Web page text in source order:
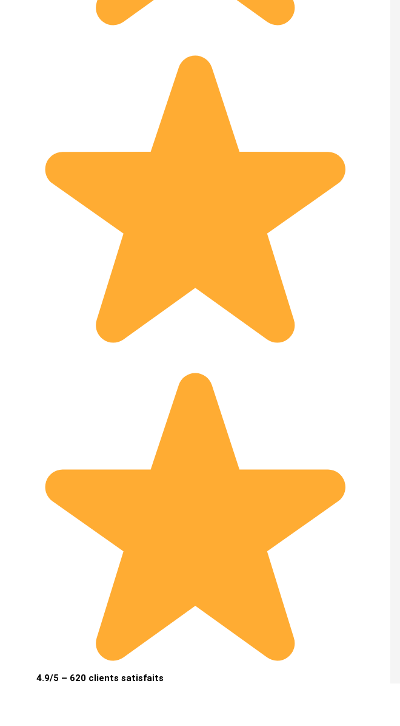
4.9/5 – 620 clients satisfaits